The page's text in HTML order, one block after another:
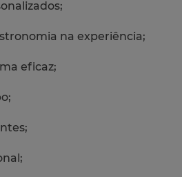
na experiência;
eficaz;